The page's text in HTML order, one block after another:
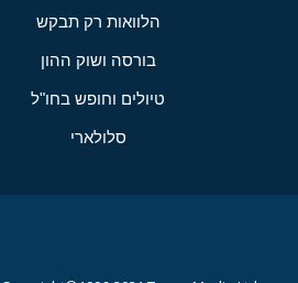
הלוואות רק תבקש
בורסה ושוק ההון
טיולים וחופש בחו"ל
סלולארי